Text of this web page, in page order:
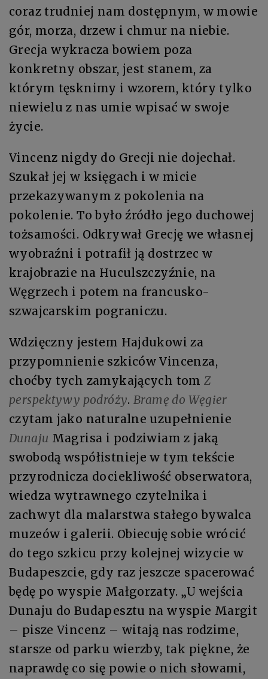
coraz trudniej nam dostępnym, w mowie
gór, morza, drzew i chmur na niebie.
Grecja wykracza bowiem poza
konkretny obszar, jest stanem, za
którym tęsknimy i wzorem, który tylko
niewielu z nas umie wpisać w swoje
życie.
Vincenz nigdy do Grecji nie dojechał.
Szukał jej w księgach i w micie
przekazywanym z pokolenia na
pokolenie. To było źródło jego duchowej
tożsamości. Odkrywał Grecję we własnej
wyobraźni i potrafił ją dostrzec w
krajobrazie na Huculszczyźnie, na
Węgrzech i potem na francusko-
szwajcarskim pograniczu.
Wdzięczny jestem Hajdukowi za
przypomnienie szkiców Vincenza,
choćby tych zamykających tomZ
perspektywy podróży.Bramę do Węgier
czytam jako naturalne uzupełnienie
Dunaju Magrisa i podziwiam z jaką
swobodą współistnieje w tym tekście
przyrodnicza dociekliwość obserwatora,
wiedza wytrawnego czytelnika i
zachwyt dla malarstwa stałego bywalca
muzeów i galerii. Obiecuję sobie wrócić
do tego szkicu przy kolejnej wizycie w
Budapeszcie, gdy raz jeszcze spacerować
będę po wyspie Małgorzaty. „U wejścia
Dunaju do Budapesztu na wyspie Margit
– pisze Vincenz – witają nas rodzime,
starsze od parku wierzby, tak piękne, że
naprawdę co się powie o nich słowami,